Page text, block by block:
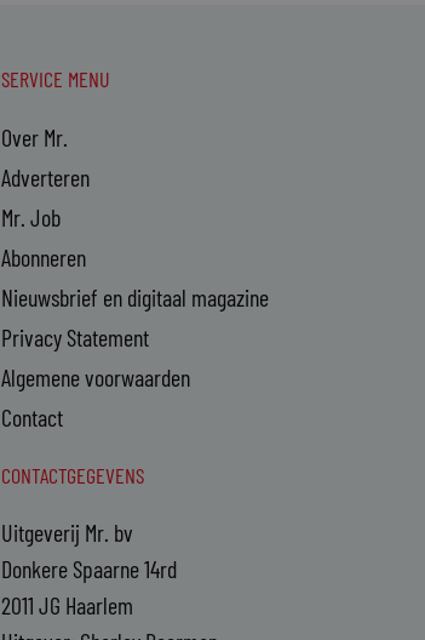
SERVICE MENU
Over Mr.
Adverteren
Mr. Job
Abonneren
Nieuwsbrief en digitaal magazine
Privacy Statement
Algemene voorwaarden
Contact
CONTACTGEGEVENS
Uitgeverij Mr. bv
Donkere Spaarne 14rd
2011 JG Haarlem